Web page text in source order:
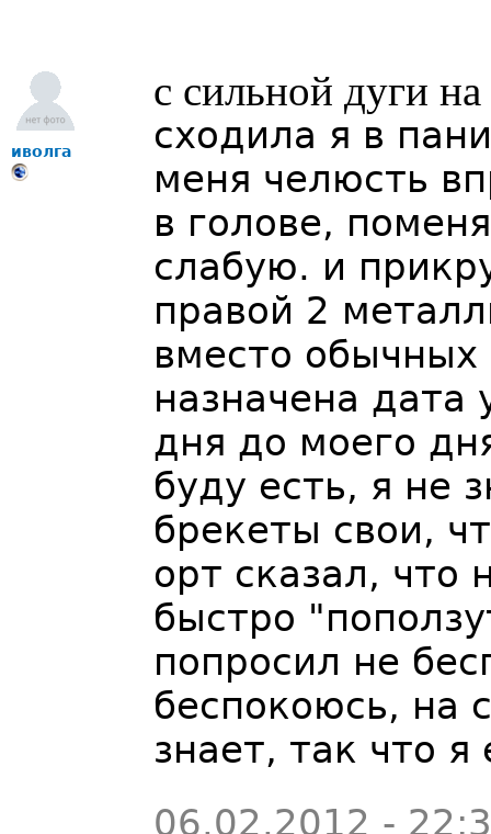
иволга
с сильной дуги
сходила я в
меня челюсть
в голове,
слабую. и
правой 2
вместо обычных
назначена дата
дня до моего
буду есть, я не
брекеты свои,
орт сказал, что
быстро
попросил не
беспокоюсь, на
знает, так что
06.02.2012 -